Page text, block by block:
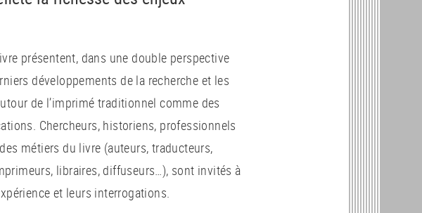
présentent, dans une double perspective
développements de la recherche et les
de l’imprimé traditionnel comme des
Chercheurs, historiens, professionnels
métiers du livre (auteurs, traducteurs,
libraires, diffuseurs…), sont invités à
et leurs interrogations.